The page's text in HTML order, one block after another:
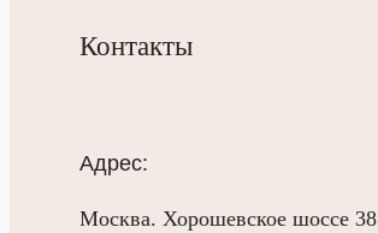
Контакты
Адрес:
Москва. Хорошевское шоссе 38